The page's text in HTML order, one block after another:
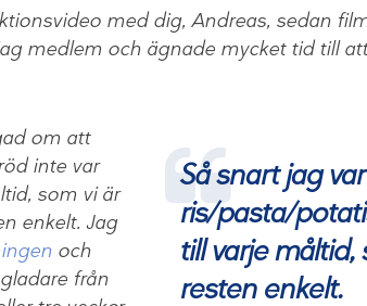
med dig, Andreas, sedan
medlem och ägnade mycket tid till
Så snart jag
ris/pasta/
till varje måltid,
resten enkelt.
om att
inte var
som vi är
enkelt. Jag
och
från